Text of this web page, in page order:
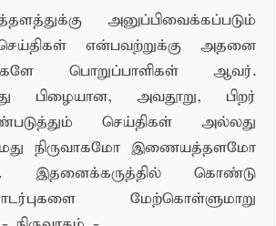
அனுப்பிவைக்கப்படும்
என்பவற்றுக்கு அதனை
பொறுப்பாளிகள் ஆவர்.
பிழையான, அவதூறு, பிறர்
செய்திகள் அல்லது
நிருவாகமோ இணையத்தளமோ
இதனைக்கருத்தில் கொண்டு
மேற்கொள்ளுமாறு